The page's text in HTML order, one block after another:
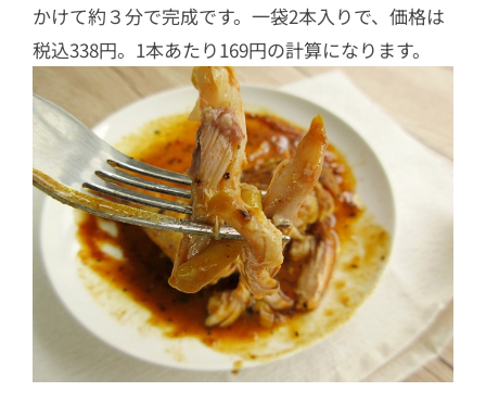
かけて約３分で完成です。一袋2本入りで、価格は
税込338円。1本あたり169円の計算になります。